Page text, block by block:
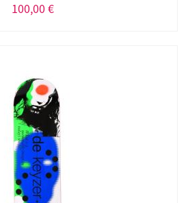
100,00 €